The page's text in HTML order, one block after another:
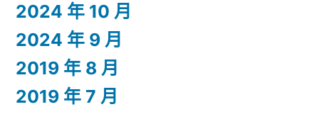
2024 年 10 月
2024 年 9 月
2019 年 8 月
2019 年 7 月